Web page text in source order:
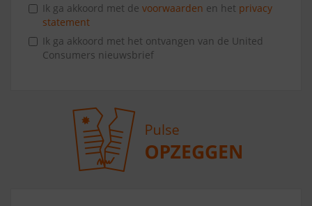
Ik ga akkoord met de voorwaarden en het privacy
statement
Ik ga akkoord met het ontvangen van de United
Consumers nieuwsbrief